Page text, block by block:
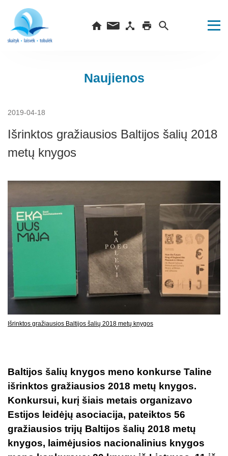
Naujienos
2019-04-18
Išrinktos gražiausios Baltijos šalių 2018
metų knygos
Išrinktos gražiausios Baltijos šalių 2018 metų knygos
Baltijos šalių knygos meno konkurse Taline
išrinktos gražiausios 2018 metų knygos.
Konkursui, kurį šiais metais organizavo
Estijos leidėjų asociacija, pateiktos 56
gražiausios trijų Baltijos šalių 2018 metų
knygos, laimėjusios nacionalinius knygos